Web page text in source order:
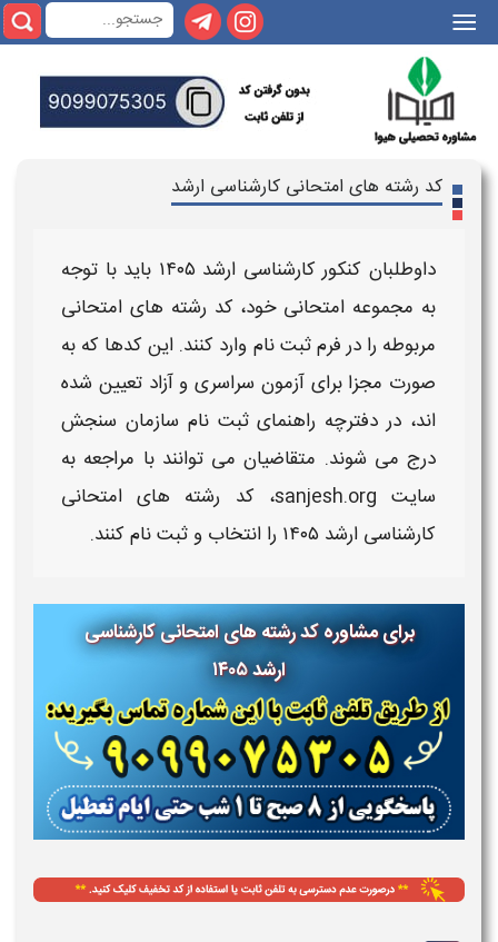
|||
کد رشته های امتحانی کارشناسی ارشد
داوطلبان کنکور کارشناسی ارشد ۱۴۰۵
باید با توجه
به مجموعه امتحانی خود، کد رشته های امتحانی
مربوطه را در فرم ثبت نام وارد کنند. این کدها که به
صورت مجزا برای آزمون سراسری و آزاد تعیین شده‌
اند، در دفترچه راهنمای ثبت نام سازمان سنجش
درج می‌ شوند. متقاضیان می‌ توانند با مراجعه به
سایت sanjesh.org،
کد رشته های امتحانی
کارشناسی ارشد ۱۴۰۵
را انتخاب و ثبت نام کنند.
برای مشاورهکد رشته های امتحانی کارشناسی
ارشد۱۴۰۵